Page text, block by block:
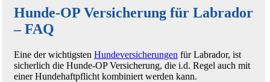
Hunde-OP Versicherung für Labrador
– FAQ
Eine der wichtigsten Hundeversicherungen für Labrador, ist
sicherlich die Hunde-OP Versicherung, die i.d. Regel auch mit
einer Hundehaftpflicht kombiniert werden kann.